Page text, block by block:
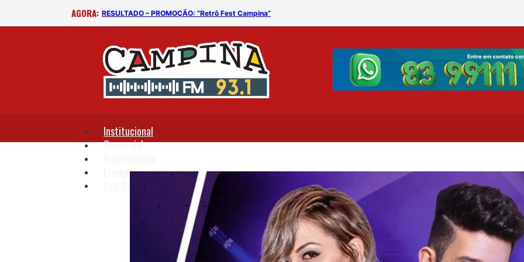
AGORA: RESULTADO – PROMOÇÃO: “Retrô Fest Campina” Procon Municipal divulga
Institucional
Comercial
Promoções